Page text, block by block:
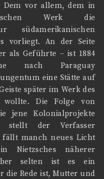
Dem vor allem, dem in
Werk die
südamerikanischen
vorliegt. An der Seite
als Geführte – ist 1884
nach Paraguay
eine Stätte auf
später im Werk des
Die Folge von
jene Kolonialprojekte
stellt der Verfasser
manch neues Licht
Nietzsches näherer
selten ist es ein
die Rede ist, Mutter und